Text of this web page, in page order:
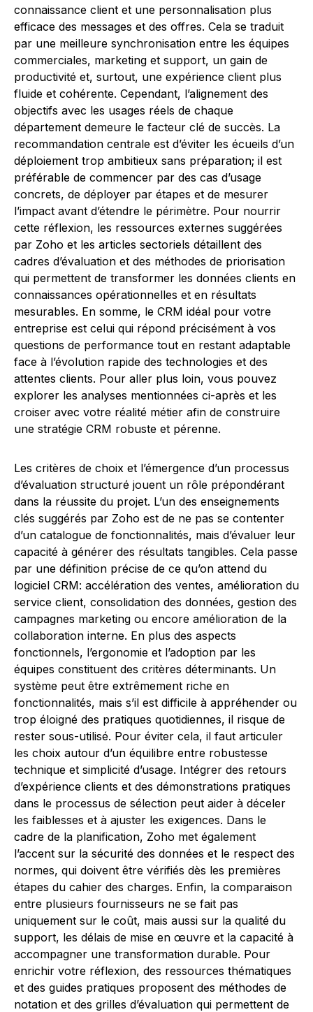
connaissance client et une personnalisation plus
efficace des messages et des offres. Cela se traduit
par une meilleure synchronisation entre les équipes
commerciales, marketing et support, un gain de
productivité et, surtout, une expérience client plus
fluide et cohérente. Cependant, l’alignement des
objectifs avec les usages réels de chaque
département demeure le facteur clé de succès. La
recommandation centrale est d’éviter les écueils d’un
déploiement trop ambitieux sans préparation; il est
préférable de commencer par des cas d’usage
concrets, de déployer par étapes et de mesurer
l’impact avant d’étendre le périmètre. Pour nourrir
cette réflexion, les ressources externes suggérées
par Zoho et les articles sectoriels détaillent des
cadres d’évaluation et des méthodes de priorisation
qui permettent de transformer les données clients en
connaissances opérationnelles et en résultats
mesurables. En somme, le CRM idéal pour votre
entreprise est celui qui répond précisément à vos
questions de performance tout en restant adaptable
face à l’évolution rapide des technologies et des
attentes clients. Pour aller plus loin, vous pouvez
explorer les analyses mentionnées ci-après et les
croiser avec votre réalité métier afin de construire
une stratégie CRM robuste et pérenne.
Les critères de choix et l’émergence d’un processus
d’évaluation structuré jouent un rôle prépondérant
dans la réussite du projet. L’un des enseignements
clés suggérés par Zoho est de ne pas se contenter
d’un catalogue de fonctionnalités, mais d’évaluer leur
capacité à générer des résultats tangibles. Cela passe
par une définition précise de ce qu’on attend du
logiciel CRM: accélération des ventes, amélioration du
service client, consolidation des données, gestion des
campagnes marketing ou encore amélioration de la
collaboration interne. En plus des aspects
fonctionnels, l’ergonomie et l’adoption par les
équipes constituent des critères déterminants. Un
système peut être extrêmement riche en
fonctionnalités, mais s’il est difficile à appréhender ou
trop éloigné des pratiques quotidiennes, il risque de
rester sous-utilisé. Pour éviter cela, il faut articuler
les choix autour d’un équilibre entre robustesse
technique et simplicité d’usage. Intégrer des retours
d’expérience clients et des démonstrations pratiques
dans le processus de sélection peut aider à déceler
les faiblesses et à ajuster les exigences. Dans le
cadre de la planification, Zoho met également
l’accent sur la sécurité des données et le respect des
normes, qui doivent être vérifiés dès les premières
étapes du cahier des charges. Enfin, la comparaison
entre plusieurs fournisseurs ne se fait pas
uniquement sur le coût, mais aussi sur la qualité du
support, les délais de mise en œuvre et la capacité à
accompagner une transformation durable. Pour
enrichir votre réflexion, des ressources thématiques
et des guides pratiques proposent des méthodes de
notation et des grilles d’évaluation qui permettent de